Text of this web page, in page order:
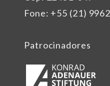
Fone: +55 (21)
Patrocinadores